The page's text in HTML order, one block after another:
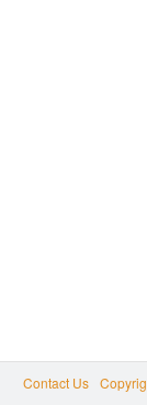
Contact Us